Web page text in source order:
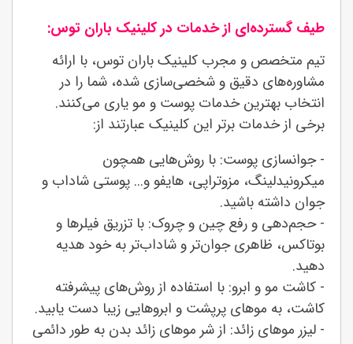
طیف گسترده‌ای از خدمات در کلینیک باران توس:
تیم متخصص و مجرب کلینیک باران توس، با ارائه
مشاوره‌های دقیق و شخصی‌سازی شده، شما را در
انتخاب بهترین خدمات پوست و مو یاری می‌کنند.
برخی از خدمات برتر این کلینیک عبارتند از:
- جوانسازی پوست: با روش‌هایی همچون
میکرونیدلینگ، مزوتراپی، هایفو و... پوستی شاداب و
جوان داشته باشید.
- حجم‌دهی و رفع چین و چروک: با تزریق فیلرها و
بوتاکس، ظاهری جوان‌تر و شاداب‌تر به خود هدیه
دهید.
- کاشت مو و ابرو: با استفاده از روش‌های پیشرفته
کاشت، به موهای پرپشت و ابروهایی زیبا دست یابید.
- لیزر موهای زائد: از شر موهای زائد بدن به طور دائمی